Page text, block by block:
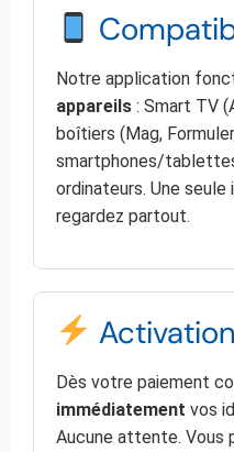
Notre application
appareils : Smart TV
boîtiers (Mag,
smartphones/
ordinateurs. Une
regardez partout.
Dès votre paiement
immédiatement vos
Aucune attente. Vous